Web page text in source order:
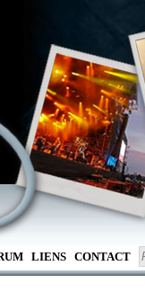
LIENS CONTACT